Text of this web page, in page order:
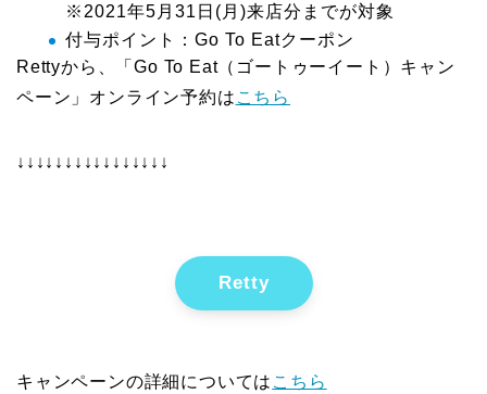
※2021年5月31日(月)来店分までが対象
付与ポイント：Go To Eatクーポン
Rettyから、「Go To Eat（ゴートゥーイート）キャン
ペーン」オンライン予約は こちら
↓↓↓↓↓↓↓↓↓↓↓↓↓↓↓↓
Retty
キャンペーンの詳細については こちら